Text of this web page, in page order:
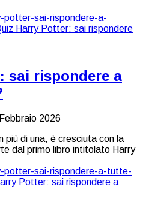
sai rispondere a
2026
più di una, è cresciuta con la
dal primo libro intitolato Harry